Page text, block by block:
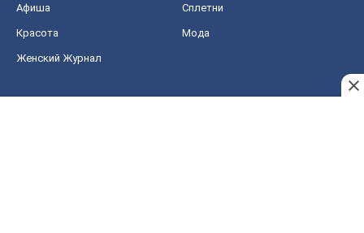
Афиша Сплетни
Красота Мода
Женский Журнал